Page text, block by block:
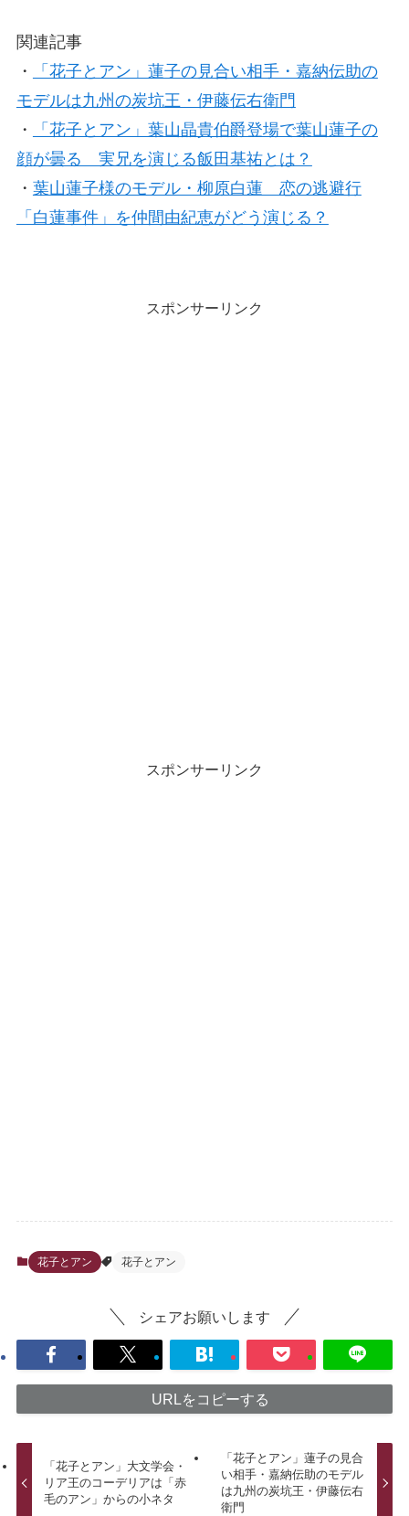
関連記事
・
「花子とアン」蓮子の見合い相手・嘉納伝助の
モデルは九州の炭坑王・伊藤伝右衛門
・
「花子とアン」葉山晶貴伯爵登場で葉山蓮子の
顔が曇る 実兄を演じる飯田基祐とは？
・ 葉山蓮子様のモデル・柳原白蓮 恋の逃避行
「白蓮事件」を仲間由紀恵がどう演じる？
スポンサーリンク
スポンサーリンク
花子とアン 花子とアン
シェアお願いします
URLをコピーする
「花子とアン」大文学会・
リア王のコーデリアは「赤
毛のアン」からの小ネタ
「花子とアン」蓮子の見合
い相手・嘉納伝助のモデル
は九州の炭坑王・伊藤伝右
衛門